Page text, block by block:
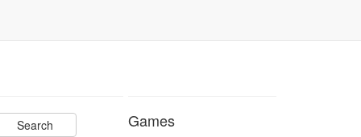
Games